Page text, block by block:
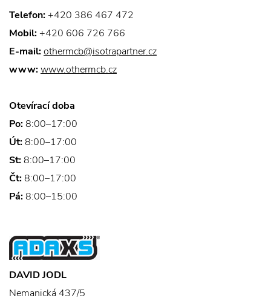
Telefon: +420 386 467 472
Mobil: +420 606 726 766
E-mail:othermcb@isotrapartner.cz
www:www.othermcb.cz
Otevírací doba
Po:8:00–17:00
Út:8:00–17:00
St:8:00–17:00
Čt:8:00–17:00
Pá:8:00–15:00
DAVID JODL
Nemanická 437/5